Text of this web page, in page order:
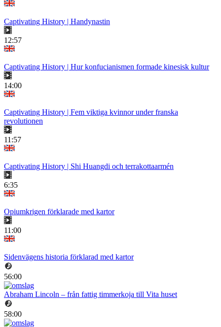
Captivating History | Handynastin
12:57
Captivating History | Hur konfucianismen formade kinesisk kultur
14:00
Captivating History | Fem viktiga kvinnor under franska
revolutionen
11:57
Captivating History | Shi Huangdi och terrakottaarmén
6:35
Opiumkrigen förklarade med kartor
11:00
Sidenvägens historia förklarad med kartor
56:00
Abraham Lincoln – från fattig timmerkoja till Vita huset
58:00